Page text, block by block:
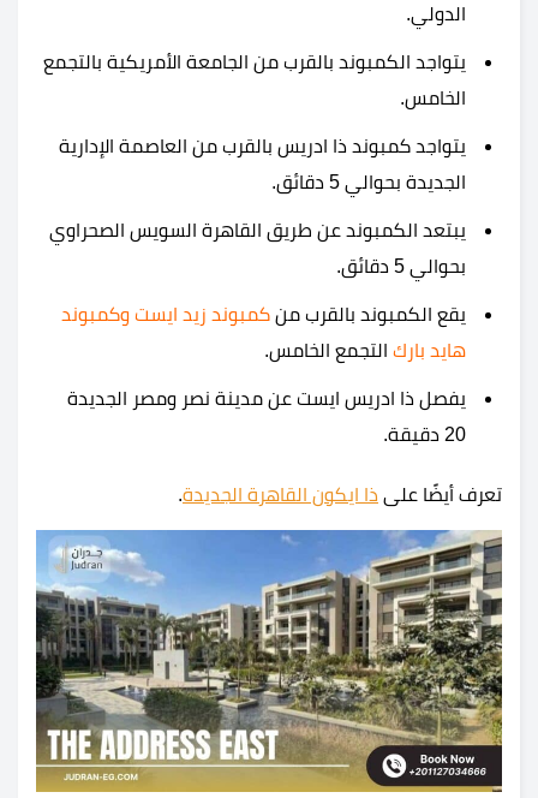
الدولي.
يتواجد الكمبوند بالقرب من الجامعة الأمريكية بالتجمع
الخامس.
يتواجد كمبوند ذا ادريس بالقرب من العاصمة الإدارية
الجديدة بحوالي 5 دقائق.
يبتعد الكمبوند عن طريق القاهرة السويس الصحراوي
بحوالي 5 دقائق.
يقع الكمبوند بالقرب من كمبوند زيد ايست وكمبوند
هايد بارك التجمع الخامس.
يفصل ذا ادريس ايست عن مدينة نصر ومصر الجديدة
20 دقيقة.
تعرف أيضًا على ذا ايكون القاهرة الجديدة.